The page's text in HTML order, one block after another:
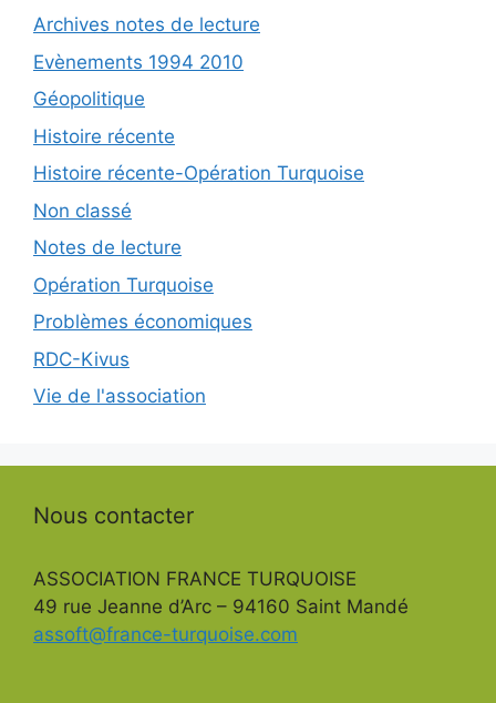
Archives notes de lecture
Evènements 1994 2010
Géopolitique
Histoire récente
Histoire récente-Opération Turquoise
Non classé
Notes de lecture
Opération Turquoise
Problèmes économiques
RDC-Kivus
Vie de l'association
Nous contacter
ASSOCIATION FRANCE TURQUOISE
49 rue Jeanne d’Arc – 94160 Saint Mandé
assoft@france-turquoise.com